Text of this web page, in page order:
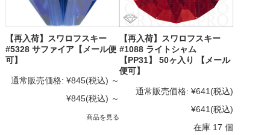
【再入荷】スワロフスキー
#5328 サファイア【メール便
可】
通常販売価格: ¥845(税込) ～
¥845(税込) ～
商品を見る
【再入荷】スワロフスキー
#1088 ライトシャム
【PP31】 50ヶ入り 【メール
便可】
通常販売価格: ¥641 (税込)
¥641 (税込)
在庫 17 個